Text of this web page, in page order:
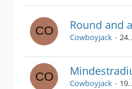
Round and
Cowboyjack 24.
Cowboyjack